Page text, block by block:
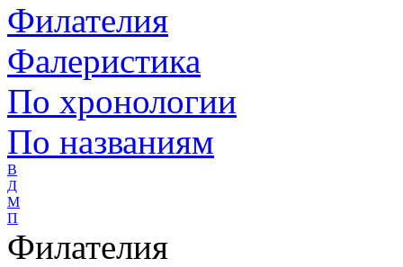
Филателия
Фалеристика
По хронологии
По названиям
В
Д
М
П
Филателия